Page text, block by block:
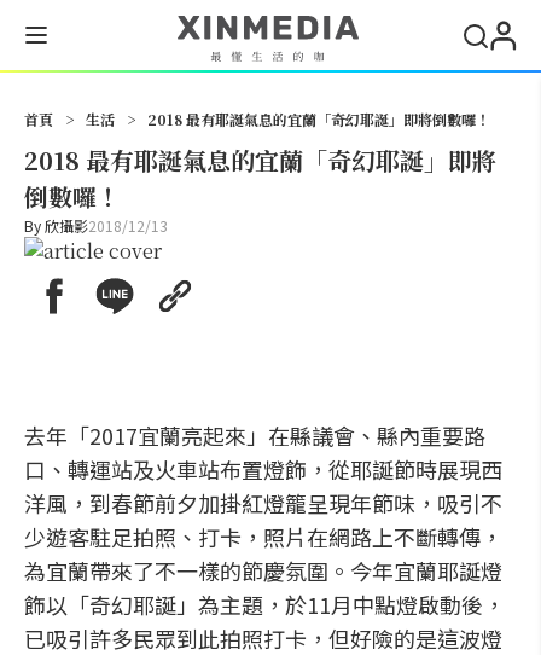
首頁 > 生活 > 2018 最有耶誕氣息的宜蘭「奇幻耶誕」即將倒數囉！
2018 最有耶誕氣息的宜蘭「奇幻耶誕」即將
倒數囉！
By欣攝影2018/12/13
去年「2017宜蘭亮起來」在縣議會、縣內重要路
口、轉運站及火車站布置燈飾，從耶誕節時展現西
洋風，到春節前夕加掛紅燈籠呈現年節味，吸引不
少遊客駐足拍照、打卡，照片在網路上不斷轉傳，
為宜蘭帶來了不一樣的節慶氛圍。今年宜蘭耶誕燈
飾以「奇幻耶誕」為主題，於11月中點燈啟動後，
已吸引許多民眾到此拍照打卡，但好險的是這波燈